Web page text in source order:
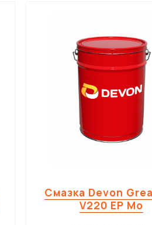
Cмазка Devon
V220 EP Mo